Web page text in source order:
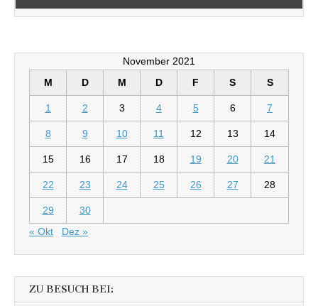
November 2021
M
D M D F S S
1 2 3 4 5 6 7
8 9 10 11 12 13 14
15 16 17 18 19 20 21
22 23 24 25 26 27 28
29
30
« Okt
Dez »
ZU BESUCH BEI: